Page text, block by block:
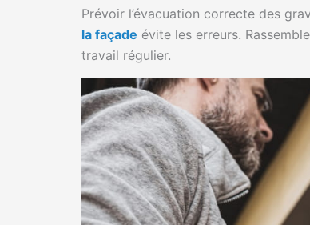
Prévoir l’évacuation correcte des
la façade évite les erreurs.
travail régulier.